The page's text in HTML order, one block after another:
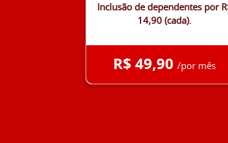
Inclusão de dependentes por
14,90 (cada).
R$ 49,90 /por mês